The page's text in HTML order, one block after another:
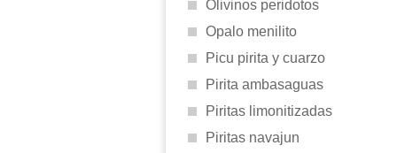
Olivinos peridotos
Opalo menilito
Picu pirita y cuarzo
Pirita ambasaguas
Piritas limonitizadas
Piritas navajun